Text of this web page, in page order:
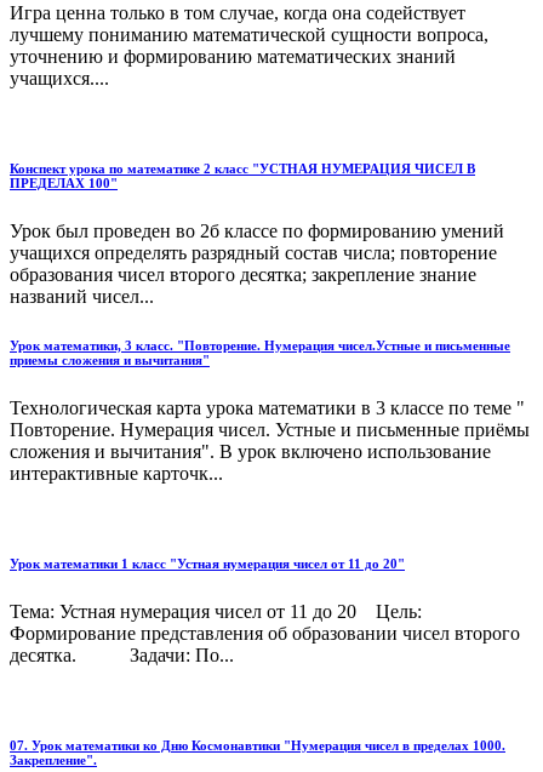
Игра ценна только в том случае, когда она содействует
лучшему пониманию математической сущности вопроса,
уточнению и формированию математических знаний
учащихся....
Конспект урока по математике 2 класс "УСТНАЯ НУМЕРАЦИЯ ЧИСЕЛ В
ПРЕДЕЛАХ 100"
Урок был проведен во 2б классе по формированию умений
учащихся определять разрядный состав числа; повторение
образования чисел второго десятка; закрепление знание
названий чисел...
Урок математики, 3 класс. "Повторение. Нумерация чисел.Устные и письменные
приемы сложения и вычитания"
Технологическая карта урока математики в 3 классе по теме "
Повторение. Нумерация чисел. Устные и письменные приёмы
сложения и вычитания". В урок включено использование
интерактивные карточк...
Урок математики 1 класс "Устная нумерация чисел от 11 до 20"
Тема: Устная нумерация чисел от 11 до 20 Цель:
Формирование представления об образовании чисел второго
десятка. Задачи: По...
07. Урок математики ко Дню Космонавтики "Нумерация чисел в пределах 1000.
Закрепление".